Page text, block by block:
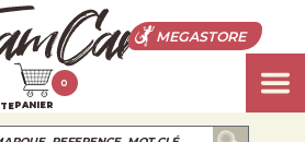
MEGASTORE
PANIER
0